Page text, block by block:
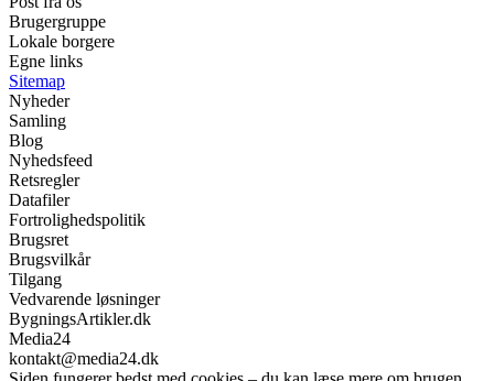
Brugergruppe
Lokale borgere
Egne links
Sitemap
Nyheder
Samling
Blog
Nyhedsfeed
Retsregler
Datafiler
Fortrolighedspolitik
Brugsret
Brugsvilkår
Tilgang
Vedvarende løsninger
BygningsArtikler.dk
Media24
kontakt@media24.dk